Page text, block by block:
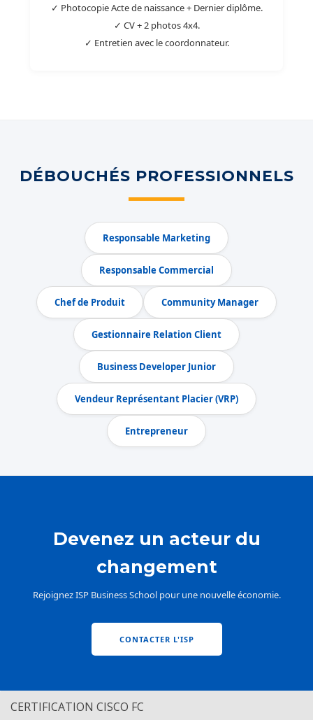
✓ Photocopie Acte de naissance + Dernier diplôme.
✓ CV + 2 photos 4x4.
✓ Entretien avec le coordonnateur.
DÉBOUCHÉS PROFESSIONNELS
Responsable Marketing
Responsable Commercial
Chef de Produit Community Manager
Gestionnaire Relation Client
Business Developer Junior
Vendeur Représentant Placier (VRP)
Entrepreneur
Devenez un acteur du
changement
Rejoignez ISP Business School pour une nouvelle économie.
CONTACTER L'ISP
CERTIFICATION CISCO FC